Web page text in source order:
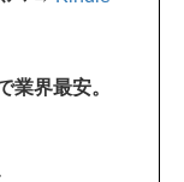
界最安。